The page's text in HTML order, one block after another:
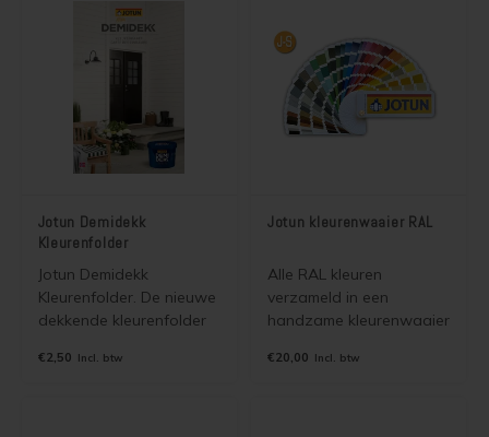
ultieme bescherming.
egalisatievloeren,
laminaat kurk en vinyl.
Jotun Demidekk
Kleurenfolder
Jotun Demidekk
Kleurenfolder. De nieuwe
dekkende kleurenfolder
Ultimate Tackfarg Infinity
€2,50 Incl. btw
Jotun kleurenwaaier RAL
Alle RAL kleuren
verzameld in een
handzame kleurenwaaier
RAL classic
€20,00 Incl. btw